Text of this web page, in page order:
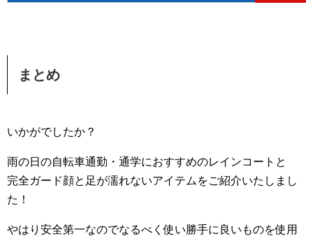
まとめ
いかがでしたか？
雨の日の自転車通勤・通学におすすめのレインコートと
完全ガード顔と足が濡れないアイテムをご紹介いたしまし
た！
やはり安全第一なのでなるべく使い勝手に良いものを使用